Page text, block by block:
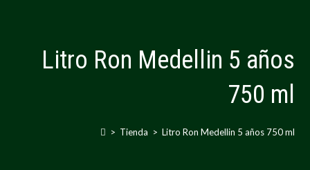
Litro Ron Medellin 5 años
750 ml
> Tienda > Litro Ron Medellin 5 años 750 ml